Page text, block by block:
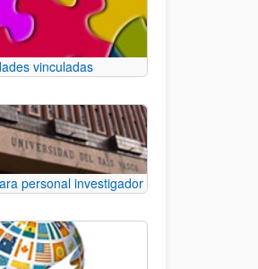
vinculadas
personal investigador